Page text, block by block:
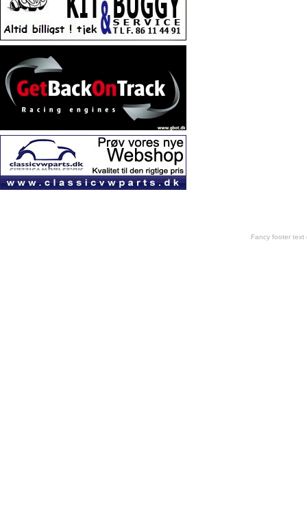
Fancy footer